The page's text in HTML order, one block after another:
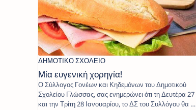
Μία ευγενική χορηγία!
Ο Σύλλογος Γονέων και Κηδεμόνων του Δημοτικού
Σχολείου Γλώσσας, σας ενημερώνει ότι τη Δευτέρα 27
και την Τρίτη 28 Ιανουαρίου, το ΔΣ του Συλλόγου θα …